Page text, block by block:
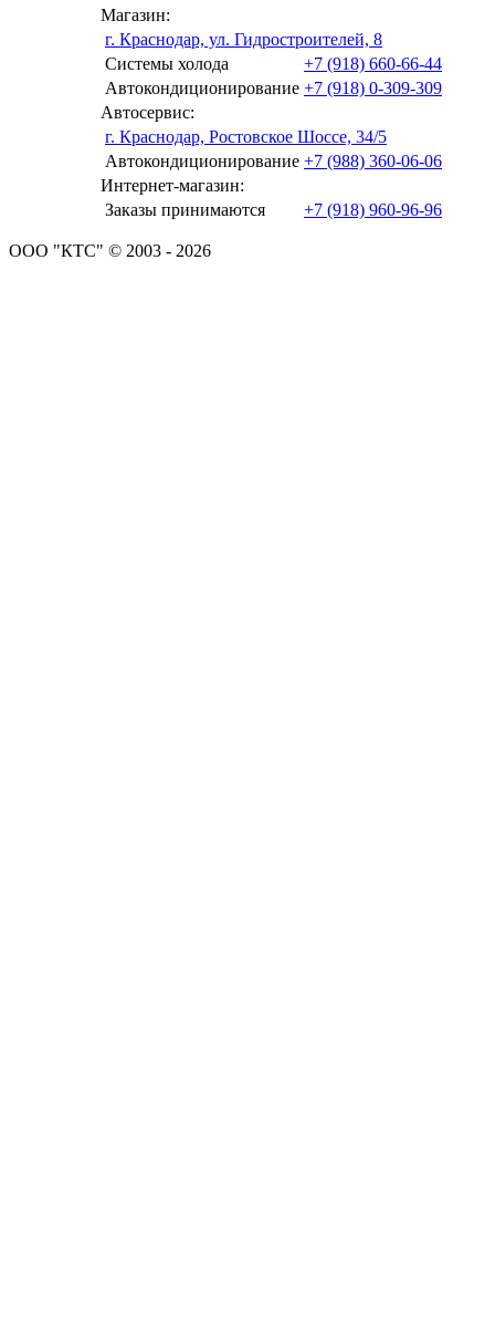
Магазин:
г. Краснодар, ул. Гидростроителей, 8
Системы холода
+7 (918) 660-66-44
Автокондиционирование +7 (918) 0-309-309
Автосервис:
г. Краснодар, Ростовское Шоссе, 34/5
Автокондиционирование +7 (988) 360-06-06
Интернет-магазин:
Заказы принимаются
+7 (918) 960-96-96
ООО "КТС" © 2003 - 2026